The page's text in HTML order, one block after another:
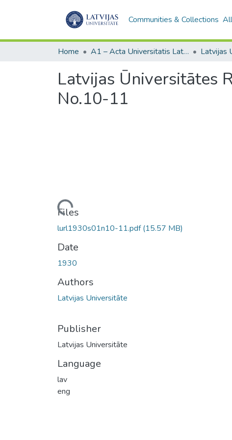
Communities & Collections
Home A1 – Acta Universitatis Latviensis / Universitātes raksti / Scientific papers
Latvijas Ūniversitātes
No.10-11
Loading...
Files
lurl1930s01n10-11.pdf(15.57 MB)
Date
1930
Authors
Latvijas Universitāte
Publisher
Latvijas Universitāte
Language
lav
eng